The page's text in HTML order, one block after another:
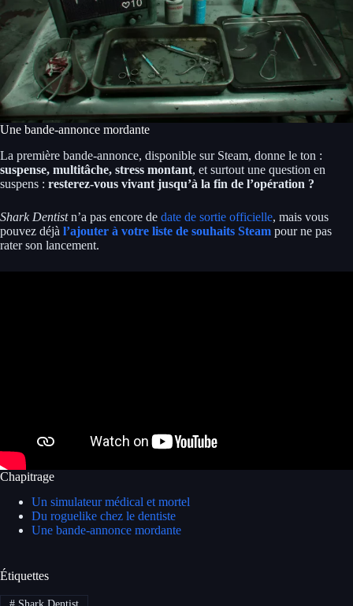
Une bande-annonce mordante
La première bande-annonce, disponible sur Steam, donne le ton :
suspense, multitâche, stress montant, et surtout une question en
suspens : resterez-vous vivant jusqu’à la fin de l’opération ?
Shark Dentistn’a pas encore de date de sortie officielle, mais vous
pouvez déjà l’ajouter à votre liste de souhaits Steam pour ne pas
rater son lancement.
Chapitrage
Un simulateur médical et mortel
Du roguelike chez le dentiste
Une bande-annonce mordante
Étiquettes